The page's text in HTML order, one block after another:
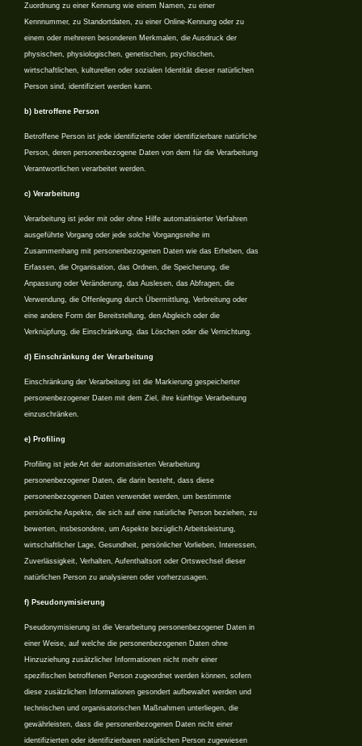
Zuordnung zu einer Kennung wie einem Namen, zu einer
Kennnummer, zu Standortdaten, zu einer Online-Kennung oder zu
einem oder mehreren besonderen Merkmalen, die Ausdruck der
physischen, physiologischen, genetischen, psychischen,
wirtschaftlichen, kulturellen oder sozialen Identität dieser natürlichen
Person sind, identifiziert werden kann.
b) betroffene Person
Betroffene Person ist jede identifizierte oder identifizierbare natürliche
Person, deren personenbezogene Daten von dem für die Verarbeitung
Verantwortlichen verarbeitet werden.
c) Verarbeitung
Verarbeitung ist jeder mit oder ohne Hilfe automatisierter Verfahren
ausgeführte Vorgang oder jede solche Vorgangsreihe im
Zusammenhang mit personenbezogenen Daten wie das Erheben, das
Erfassen, die Organisation, das Ordnen, die Speicherung, die
Anpassung oder Veränderung, das Auslesen, das Abfragen, die
Verwendung, die Offenlegung durch Übermittlung, Verbreitung oder
eine andere Form der Bereitstellung, den Abgleich oder die
Verknüpfung, die Einschränkung, das Löschen oder die Vernichtung.
d) Einschränkung der Verarbeitung
Einschränkung der Verarbeitung ist die Markierung gespeicherter
personenbezogener Daten mit dem Ziel, ihre künftige Verarbeitung
einzuschränken.
e) Profiling
Profiling ist jede Art der automatisierten Verarbeitung
personenbezogener Daten, die darin besteht, dass diese
personenbezogenen Daten verwendet werden, um bestimmte
persönliche Aspekte, die sich auf eine natürliche Person beziehen, zu
bewerten, insbesondere, um Aspekte bezüglich Arbeitsleistung,
wirtschaftlicher Lage, Gesundheit, persönlicher Vorlieben, Interessen,
Zuverlässigkeit, Verhalten, Aufenthaltsort oder Ortswechsel dieser
natürlichen Person zu analysieren oder vorherzusagen.
f) Pseudonymisierung
Pseudonymisierung ist die Verarbeitung personenbezogener Daten in
einer Weise, auf welche die personenbezogenen Daten ohne
Hinzuziehung zusätzlicher Informationen nicht mehr einer
spezifischen betroffenen Person zugeordnet werden können, sofern
diese zusätzlichen Informationen gesondert aufbewahrt werden und
technischen und organisatorischen Maßnahmen unterliegen, die
gewährleisten, dass die personenbezogenen Daten nicht einer
identifizierten oder identifizierbaren natürlichen Person zugewiesen